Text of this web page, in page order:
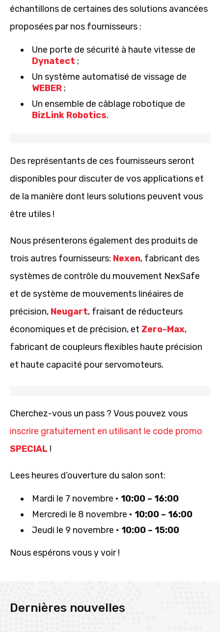
échantillons de certaines des solutions avancées
proposées par nos fournisseurs :
Une porte de sécurité à haute vitesse de
Dynatect ;
Un système automatisé de vissage de
WEBER;
Un ensemble de câblage robotique de
BizLink Robotics.
Des représentants de ces fournisseurs seront
disponibles pour discuter de vos applications et
de la manière dont leurs solutions peuvent vous
être utiles !
Nous présenterons également des produits de
trois autres fournisseurs: Nexen, fabricant des
systèmes de contrôle du mouvement NexSafe
et de système de mouvements linéaires de
précision, Neugart, fraisant de réducteurs
économiques et de précision, et Zero-Max,
fabricant de coupleurs flexibles haute précision
et haute capacité pour servomoteurs.
Cherchez-vous un pass ? Vous pouvez vous
inscrire gratuitement en utilisant le code promo
SPECIAL !
Lees heures d’ouverture du salon sont:
Mardi le 7 novembre • 10:00 – 16:00
Mercredi le 8 novembre • 10:00 – 16:00
Jeudi le 9 novembre • 10:00 – 15:00
Nous espérons vous y voir !
Dernières nouvelles